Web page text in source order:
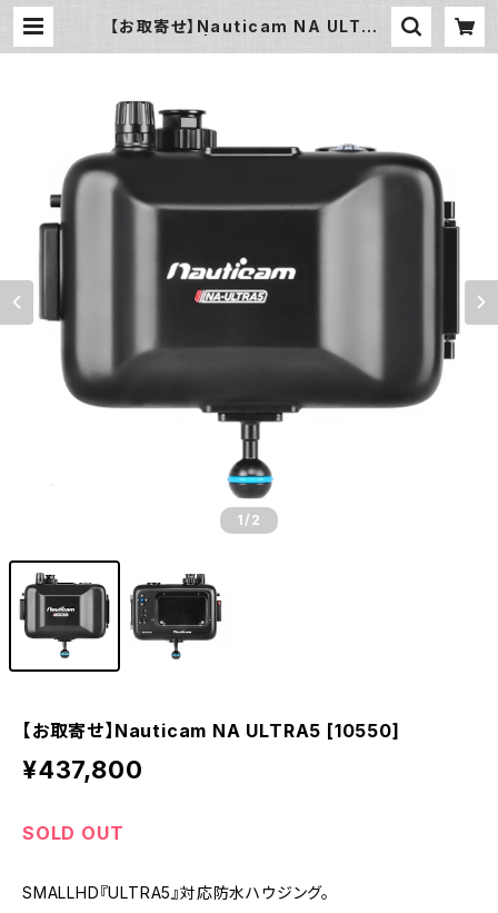
【お取寄せ】Nauticam NA ULTRA
1 /2
【お取寄せ】Nauticam NA ULTRA5 [10550]
¥437,800
SOLD OUT
SMALLHD『ULTRA5』対応防水ハウジング。